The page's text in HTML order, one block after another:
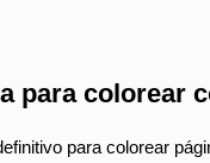
para colorear
para colorear